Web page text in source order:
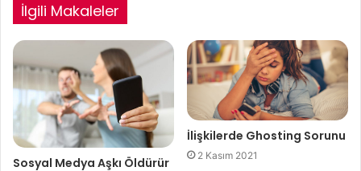
İlgili Makaleler
Sosyal Medya Aşkı Öldürür
İlişkilerde Ghosting Sorunu
2 Kasım 2021